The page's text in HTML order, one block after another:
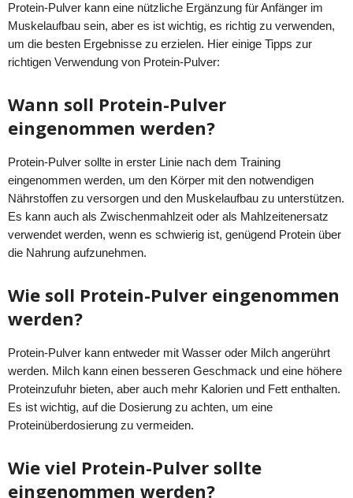
Protein-Pulver kann eine nützliche Ergänzung für Anfänger im
Muskelaufbau sein, aber es ist wichtig, es richtig zu verwenden,
um die besten Ergebnisse zu erzielen. Hier einige Tipps zur
richtigen Verwendung von Protein-Pulver:
Wann soll Protein-Pulver
eingenommen werden?
Protein-Pulver sollte in erster Linie nach dem Training
eingenommen werden, um den Körper mit den notwendigen
Nährstoffen zu versorgen und den Muskelaufbau zu unterstützen.
Es kann auch als Zwischenmahlzeit oder als Mahlzeitenersatz
verwendet werden, wenn es schwierig ist, genügend Protein über
die Nahrung aufzunehmen.
Wie soll Protein-Pulver eingenommen
werden?
Protein-Pulver kann entweder mit Wasser oder Milch angerührt
werden. Milch kann einen besseren Geschmack und eine höhere
Proteinzufuhr bieten, aber auch mehr Kalorien und Fett enthalten.
Es ist wichtig, auf die Dosierung zu achten, um eine
Proteinüberdosierung zu vermeiden.
Wie viel Protein-Pulver sollte
eingenommen werden?